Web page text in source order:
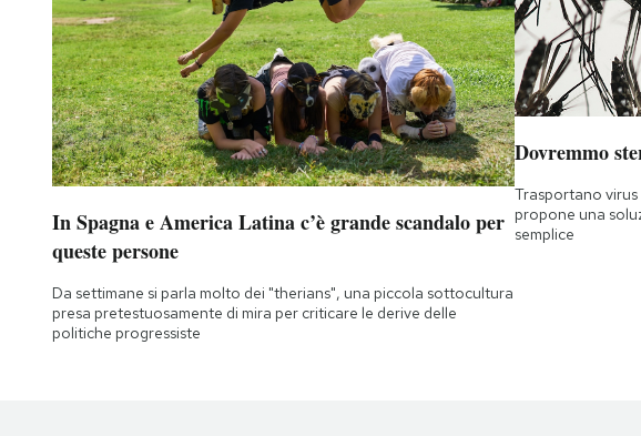
In Spagna e America Latina c’è grande scandalo per
queste persone
Da settimane si parla molto dei "therians", una piccola sottocultura
presa pretestuosamente di mira per criticare le derive delle
politiche progressiste
Dovremmo
Trasportano virus
propone una
semplice